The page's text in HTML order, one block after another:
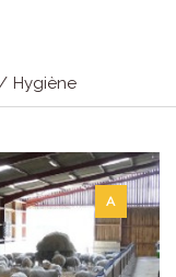
Hygiène
A